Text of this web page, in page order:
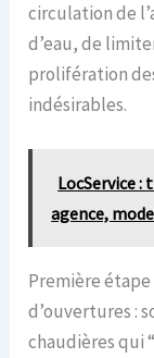
circulation de
d’eau, de
prolifération
indésirables.
LocService :
agence,
Première
d’ouvertures :
chaudières qui